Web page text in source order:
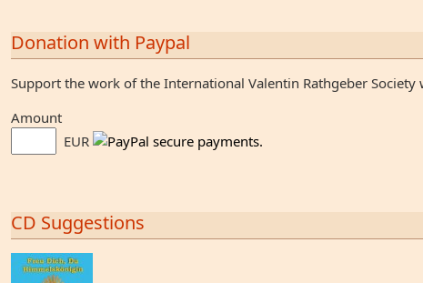
Donation with Paypal
Support the work of the International Valentin Rathgeber
Amount
EUR
CD Suggestions